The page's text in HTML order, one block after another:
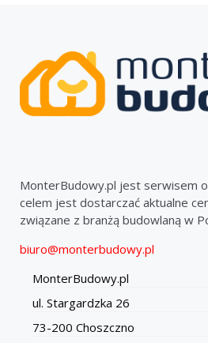
MonterBudowy.pl jest serwisem
celem jest dostarczać aktualne
związane z branżą budowlaną w
biuro@monterbudowy.pl
MonterBudowy.pl
ul. Stargardzka 26
73-200 Choszczno